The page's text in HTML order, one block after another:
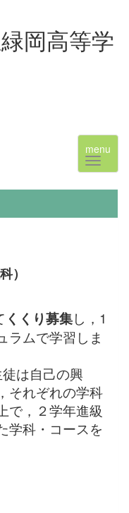
岡高等学
menu
）
くくり募集し，1
ラムで学習しま
は自己の興
それぞれの学科
で，２学年進級
学科・コースを